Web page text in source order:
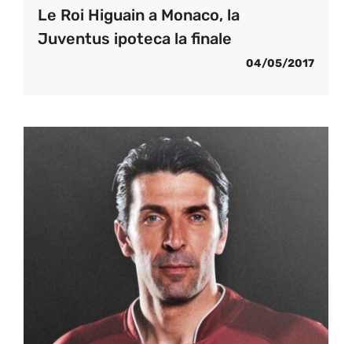
Le Roi Higuain a Monaco, la
Juventus ipoteca la finale
04/05/2017